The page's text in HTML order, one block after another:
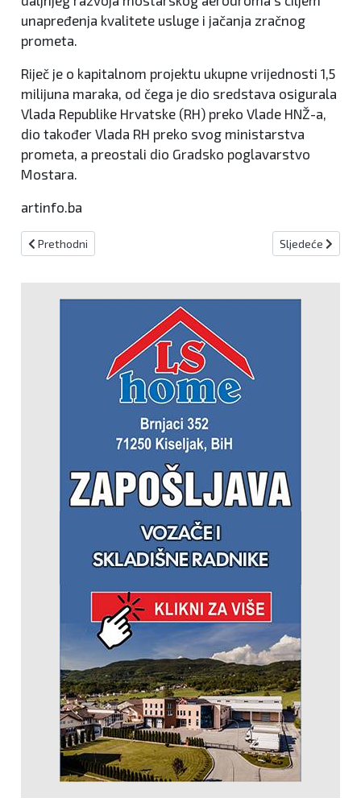
unapređenja kvalitete usluge i jačanja zračnog
prometa.
Riječ je o kapitalnom projektu ukupne vrijednosti 1,5
milijuna maraka, od čega je dio sredstava osigurala
Vlada Republike Hrvatske (RH) preko Vlade HNŽ-a,
dio također Vlada RH preko svog ministarstva
prometa, a preostali dio Gradsko poglavarstvo
Mostara.
artinfo.ba
Prethodni članak: Preminuo Željko Matić, dugogodišnji dopisnik
Prethodni Sljedeći članak:
Sljedeće